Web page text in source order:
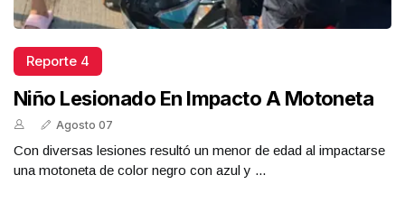
Reporte 4
Niño Lesionado En Impacto A Motoneta
Agosto 07
Con diversas lesiones resultó un menor de edad al impactarse
una motoneta de color negro con azul y ...